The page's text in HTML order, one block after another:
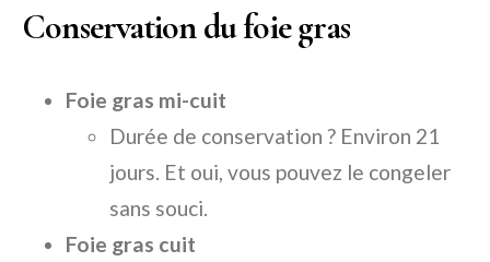
Conservation du foie gras
Foie gras mi-cuit
Durée de conservation ? Environ 21
jours. Et oui, vous pouvez le congeler
sans souci.
Foie gras cuit